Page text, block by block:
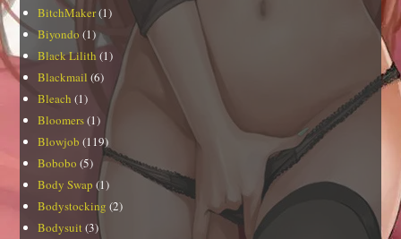
BitchMaker(1)
Biyondo (1)
Black Lilith (1)
Blackmail (6)
Bleach (1)
Bloomers(1)
Blowjob (119)
Bobobo (5)
Body Swap (1)
Bodystocking (2)
Bodysuit(3)